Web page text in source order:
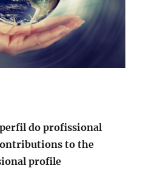
do profissional
to the
profile